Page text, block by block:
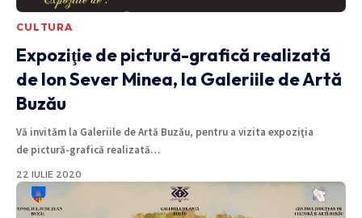
CULTURA
Expoziţie de pictură-grafică realizată
de Ion Sever Minea, la Galeriile de Artă
Buzău
Vă invităm la Galeriile de Artă Buzău, pentru a vizita expoziţia
de pictură-grafică realizată…
22 IULIE 2020